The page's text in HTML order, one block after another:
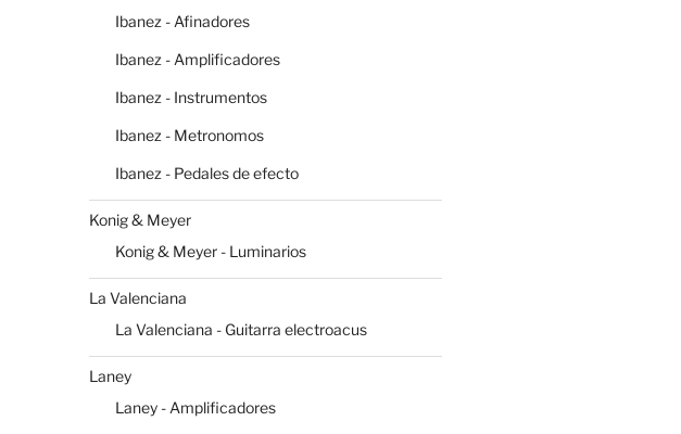
Ibanez - Afinadores
Ibanez - Amplificadores
Ibanez - Instrumentos
Ibanez - Metronomos
Ibanez - Pedales de efecto
Konig & Meyer
Konig & Meyer - Luminarios
La Valenciana
La Valenciana - Guitarra electroacus
Laney
Laney - Amplificadores